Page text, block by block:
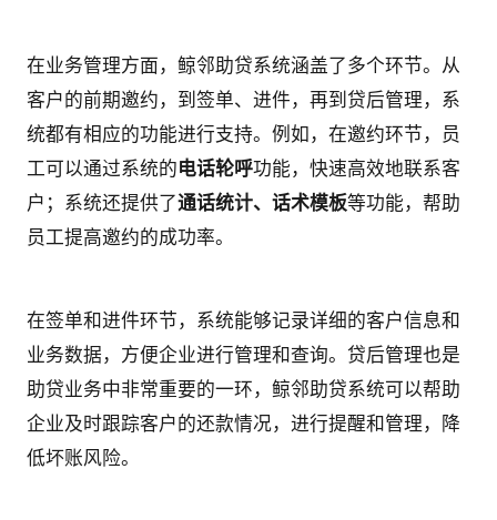
在业务管理方面，鲸邻助贷系统涵盖了多个环节。从
客户的前期邀约，到签单、进件，再到贷后管理，系
统都有相应的功能进行支持。例如，在邀约环节，员
工可以通过系统的电话轮呼功能，快速高效地联系客
户；系统还提供了通话统计、话术模板等功能，帮助
员工提高邀约的成功率。
在签单和进件环节，系统能够记录详细的客户信息和
业务数据，方便企业进行管理和查询。贷后管理也是
助贷业务中非常重要的一环，鲸邻助贷系统可以帮助
企业及时跟踪客户的还款情况，进行提醒和管理，降
低坏账风险。